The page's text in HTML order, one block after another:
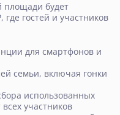
площади будет
гостей и участников
для смартфонов и
семьи, включая гонки
использованных
участников